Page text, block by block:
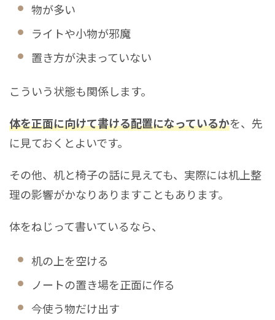
物が多い
ライトや小物が邪魔
置き方が決まっていない
こういう状態も関係します。
体を正面に向けて書ける配置になっているかを、先
に見ておくとよいです。
その他、机と椅子の話に見えても、実際には机上整
理の影響がかなりありますこともあります。
体をねじって書いているなら、
机の上を空ける
ノートの置き場を正面に作る
今使う物だけ出す